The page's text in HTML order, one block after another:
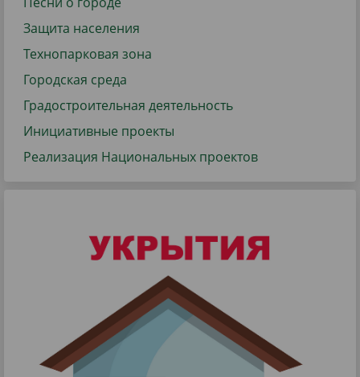
Защита населения
Технопарковая зона
Городская среда
Градостроительная деятельность
Инициативные проекты
Реализация Национальных проектов